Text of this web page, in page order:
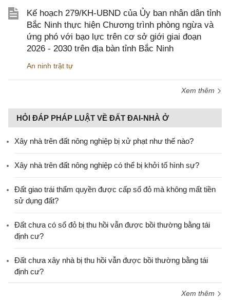
Kế hoạch 279/KH-UBND của Ủy ban nhân dân tỉnh
Bắc Ninh thực hiện Chương trình phòng ngừa và
ứng phó với bạo lực trên cơ sở giới giai đoạn
2026 - 2030 trên địa bàn tỉnh Bắc Ninh
An ninh trật tự
Xem thêm
HỎI ĐÁP PHÁP LUẬT VỀ ĐẤT ĐAI-NHÀ Ở
Xây nhà trên đất nông nghiệp bị xử phạt như thế nào?
Xây nhà trên đất nông nghiệp có thể bị khởi tố hình sự?
Đất giao trái thẩm quyền được cấp sổ đỏ mà không mất tiền
sử dụng đất?
Đất chưa có sổ đỏ bị thu hồi vẫn được bồi thường bằng tái
định cư?
Đất chưa xây nhà bị thu hồi vẫn được bồi thường bằng tái
định cư?
Xem thêm